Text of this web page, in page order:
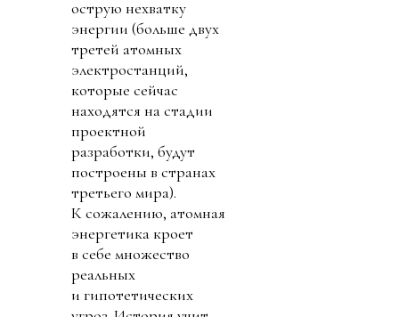
острую нехватку
энергии (больше двух
третей атомных
электростанций,
которые сейчас
находятся на стадии
проектной
разработки, будут
построены в странах
третьего мира).
К сожалению, атомная
энергетика кроет
в себе множество
реальных
и гипотетических